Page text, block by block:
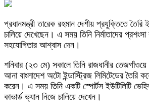
প্রধানমন্ত্রী তারেক রহমান দেশীয় প্রযুক্তিতে তৈরি
চালিয়ে দেখেছেন। এ সময় তিনি নির্মাতাদের
সহযোগিতার আশ্বাস দেন।
শনিবার (২৩ মে) সকালে তিনি রাজধানীর তেজগাঁওয়ে
আনা বাংলাদেশ অটো ইন্ডাস্ট্রিজ লিমিটেডের তৈরি
করেন। এ সময় তিনি একটি স্পোর্টস ইউটিলিটি
কাভার্ড ভ্যান নিজে চালিয়ে দেখেন।